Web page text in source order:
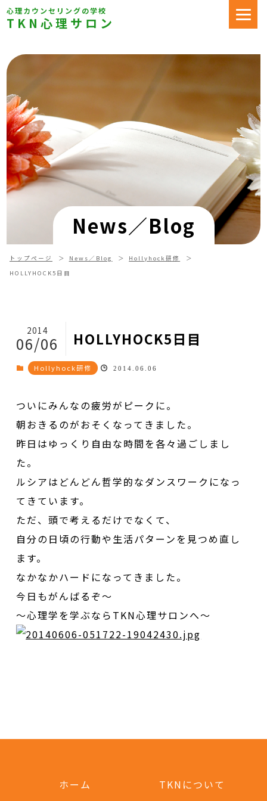
心理カウンセリングの学校
TKN心理サロン
News／Blog
トップページ News／Blog
Hollyhock研修
HOLLYHOCK5日目
HOLLYHOCK5日目
2014
06/06
Hollyhock研修 2014.06.06
ついにみんなの疲労がピークに。
朝おきるのがおそくなってきました。
昨日はゆっくり自由な時間を各々過ごしまし
た。
ルシアはどんどん哲学的なダンスワークになっ
てきています。
ただ、頭で考えるだけでなくて、
自分の日頃の行動や生活パターンを見つめ直し
ます。
なかなかハードになってきました。
今日もがんばるぞ〜
〜心理学を学ぶならTKN心理サロンへ〜
ホーム
TKNについて